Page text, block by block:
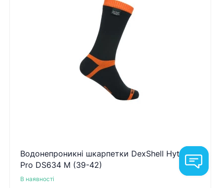
Водонепроникні шкарпетки DexShell Hytherm
Pro DS634 M (39-42)
В наявності